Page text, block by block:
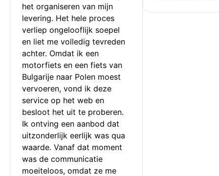
het organiseren van mijn
levering. Het hele proces
verliep ongelooflijk soepel
en liet me volledig tevreden
achter. Omdat ik een
motorfiets en een fiets van
Bulgarije naar Polen moest
vervoeren, vond ik deze
service op het web en
besloot het uit te proberen.
Ik ontving een aanbod dat
uitzonderlijk eerlijk was qua
waarde. Vanaf dat moment
was de communicatie
moeiteloos, omdat ze me